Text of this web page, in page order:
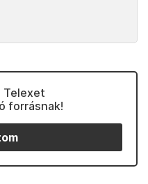
Telexet
forrásnak!